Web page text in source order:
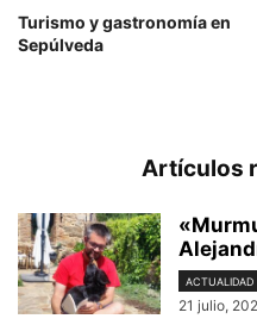
Turismo y gastronomía en
Sepúlveda
Artículos
ACTUALIDAD
21 julio,